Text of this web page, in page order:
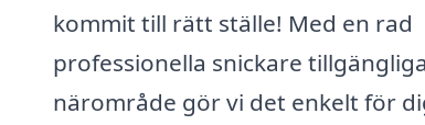
kommit till rätt ställe! Med en rad
professionella snickare
närområde gör vi det enkelt för